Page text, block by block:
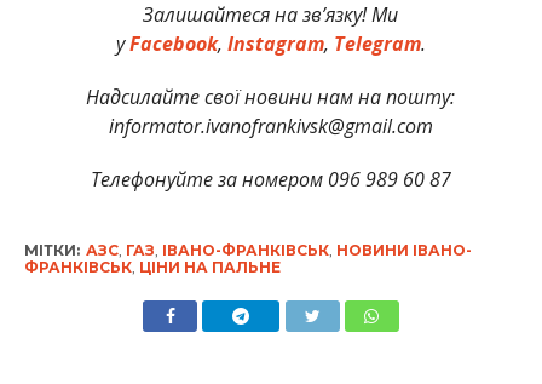
Залишайтеся на зв’язку! Ми
уFacebook, Instagram, Telegram.
Надсилайте свої новини нам на пошту:
informator.ivanofrankivsk@gmail.com
Телефонуйте за номером 096 989 60 87
МІТКИ: АЗС, ГАЗ, ІВАНО-ФРАНКІВСЬК, НОВИНИ ІВАНО-
ФРАНКІВСЬК, ЦІНИ НА ПАЛЬНЕ